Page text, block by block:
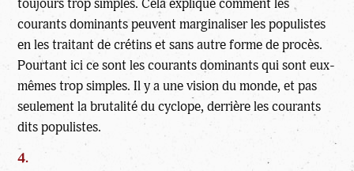
toujours trop simples. Cela explique comment les
courants dominants peuvent marginaliser les populistes
en les traitant de crétins et sans autre forme de procès.
Pourtant ici ce sont les courants dominants qui sont eux-
mêmes trop simples. Il y a une vision du monde, et pas
seulement la brutalité du cyclope, derrière les courants
dits populistes.
4.